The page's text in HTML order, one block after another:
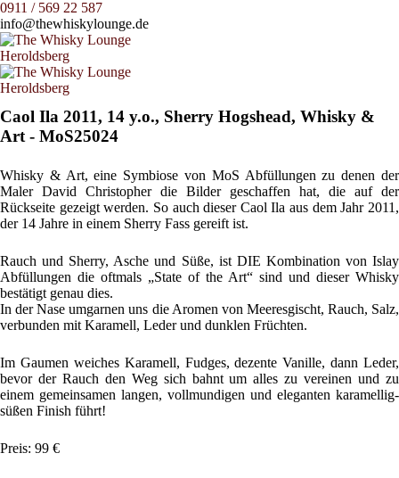
0911 / 569 22 587
info@thewhiskylounge.de
Caol Ila 2011, 14 y.o., Sherry Hogshead, Whisky &
Art - MoS25024
Whisky & Art, eine Symbiose von MoS Abfüllungen zu denen der
Maler David Christopher die Bilder geschaffen hat, die auf der
Rückseite gezeigt werden. So auch dieser Caol Ila aus dem Jahr 2011,
der 14 Jahre in einem Sherry Fass gereift ist.
Rauch und Sherry, Asche und Süße, ist DIE Kombination von Islay
Abfüllungen die oftmals „State of the Art“ sind und dieser Whisky
bestätigt genau dies.
In der Nase umgarnen uns die Aromen von Meeresgischt, Rauch, Salz,
verbunden mit Karamell, Leder und dunklen Früchten.
Im Gaumen weiches Karamell, Fudges, dezente Vanille, dann Leder,
bevor der Rauch den Weg sich bahnt um alles zu vereinen und zu
einem gemeinsamen langen, vollmundigen und eleganten karamellig-
süßen Finish führt!
Preis: 99 €